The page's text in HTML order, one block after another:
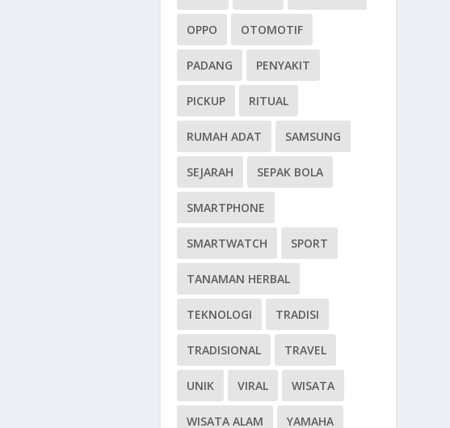
OPPO OTOMOTIF
PADANG PENYAKIT
PICKUP RITUAL
RUMAH ADAT SAMSUNG
SEJARAH SEPAK BOLA
SMARTPHONE
SMARTWATCH SPORT
TANAMAN HERBAL
TEKNOLOGI TRADISI
TRADISIONAL TRAVEL
UNIK VIRAL WISATA
WISATA ALAM YAMAHA